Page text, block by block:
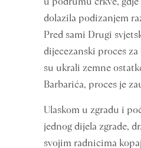
dolazila podizanjem
Pred sami Drugi
dijecezanski proces
su ukrali zemne
Barbarića, proces je
Ulaskom u zgradu i
jednog dijela zgrade,
svojim radnicima